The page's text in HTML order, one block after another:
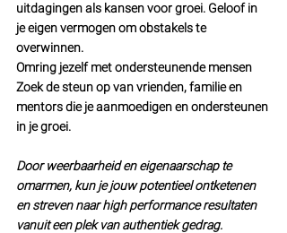
uitdagingen als kansen voor groei. Geloof in
je eigen vermogen om obstakels te
overwinnen.
Omring jezelf met ondersteunende mensen
Zoek de steun op van vrienden, familie en
mentors die je aanmoedigen en ondersteunen
in je groei.
Door weerbaarheid en eigenaarschap te
omarmen, kun je jouw potentieel ontketenen
en streven naar high performance resultaten
vanuit een plek van authentiek gedrag.